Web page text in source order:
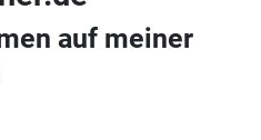
auf meiner